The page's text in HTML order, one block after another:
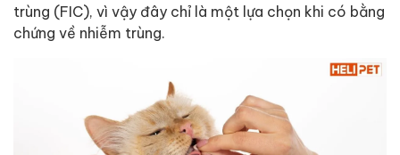
trùng (FIC), vì vậy đây chỉ là một lựa chọn khi có bằng
chứng về nhiễm trùng.